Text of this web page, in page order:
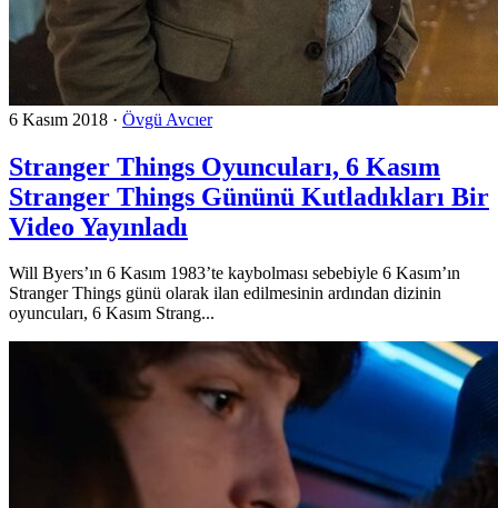
6 Kasım 2018 · Övgü Avcıer
Stranger Things Oyuncuları, 6 Kasım
Stranger Things Gününü Kutladıkları Bir
Video Yayınladı
Will Byers’ın 6 Kasım 1983’te kaybolması sebebiyle 6 Kasım’ın
Stranger Things günü olarak ilan edilmesinin ardından dizinin
oyuncuları, 6 Kasım Strang...